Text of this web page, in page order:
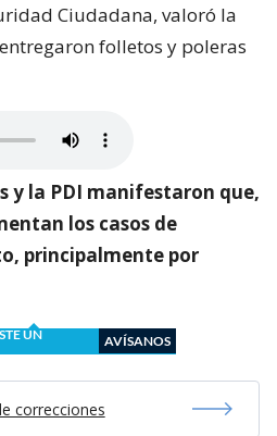
Ciudadana, valoró la
folletos y poleras
y la PDI manifestaron que,
los casos de
principalmente por
UN
AVÍSANOS
correcciones